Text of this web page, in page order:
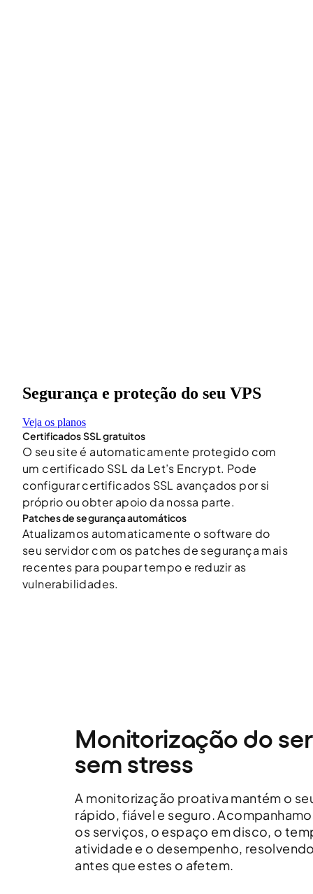
Segurança e proteção do seu VPS
Veja os planos
Certificados SSL gratuitos
O seu site é automaticamente protegido com
um certificado SSL da Let’s Encrypt. Pode
configurar certificados SSL avançados por si
próprio ou obter apoio da nossa parte.
Patches de segurança automáticos
Atualizamos automaticamente o software do
seu servidor com os patches de segurança mais
recentes para poupar tempo e reduzir as
vulnerabilidades.
Monitorização do
sem stress
A monitorização proativa mantém o
rápido, fiável e seguro.
os serviços, o espaço em disco, o
atividade e o desempenho,
antes que estes o afetem.